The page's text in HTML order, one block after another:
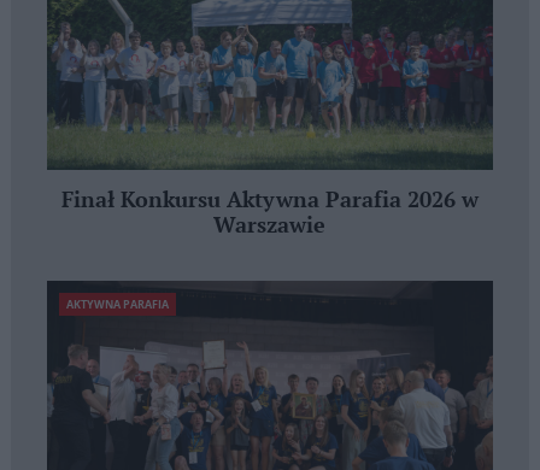
Finał Konkursu Aktywna Parafia 2026 w
Warszawie
AKTYWNA PARAFIA